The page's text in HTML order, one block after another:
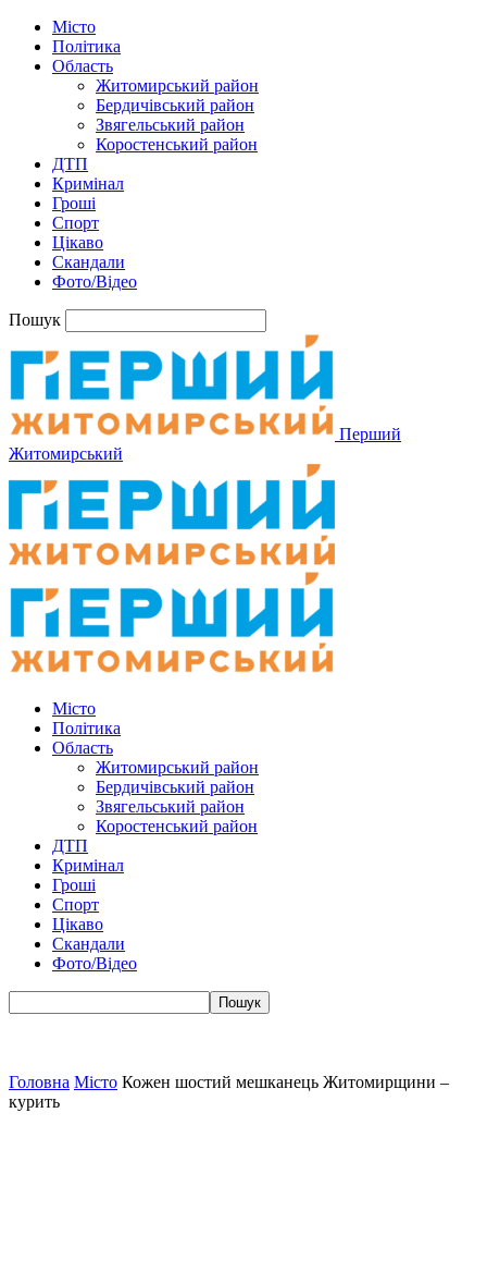
Місто
Політика
Область
Житомирський район
Бердичівський район
Звягельський район
Коростенський район
ДТП
Кримінал
Гроші
Спорт
Цікаво
Скандали
Фото/Відео
Пошук
Перший
Житомирський
Місто
Політика
Область
Житомирський район
Бердичівський район
Звягельський район
Коростенський район
ДТП
Кримінал
Гроші
Спорт
Цікаво
Скандали
Фото/Відео
Головна Місто Кожен шостий мешканець Житомирщини –
курить